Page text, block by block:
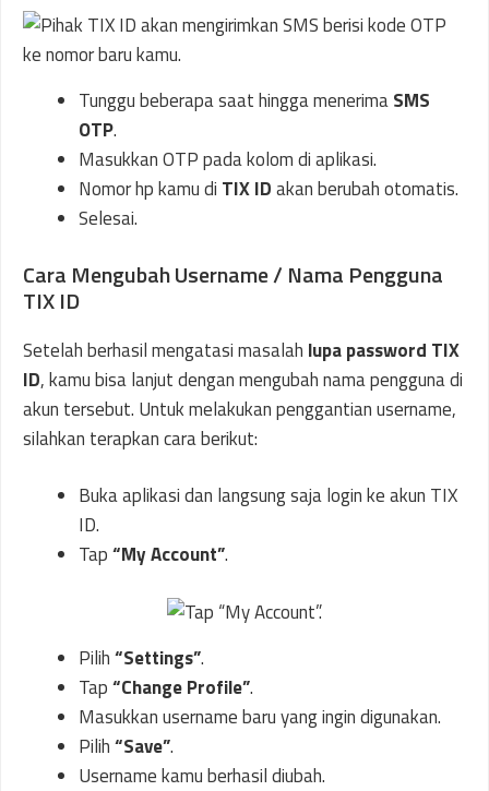
Tunggu beberapa saat hingga menerimaSMS
OTP.
Masukkan OTP pada kolom di aplikasi.
Nomor hp kamu di TIX IDakan berubah otomatis.
Selesai.
Cara Mengubah Username / Nama Pengguna
TIX ID
Setelah berhasil mengatasi masalah lupa password TIX
ID, kamu bisa lanjut dengan mengubah nama pengguna di
akun tersebut. Untuk melakukan penggantian username,
silahkan terapkan cara berikut:
Buka aplikasi dan langsung saja login ke akun TIX
ID.
Tap“My Account”.
Pilih“Settings”.
Tap“Change Profile”.
Masukkan username baru yang ingin digunakan.
Pilih“Save”.
Username kamu berhasil diubah.